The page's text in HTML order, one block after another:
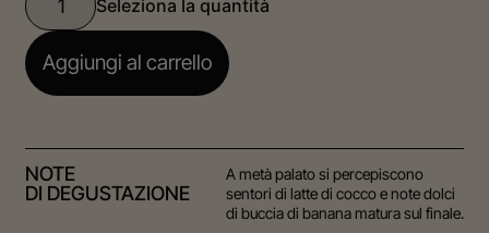
Aggiungi al carrello
NOTE
DI DEGUSTAZIONE
A metà palato si percepiscono
sentori di latte di cocco e note dolci
di buccia di banana matura sul finale.